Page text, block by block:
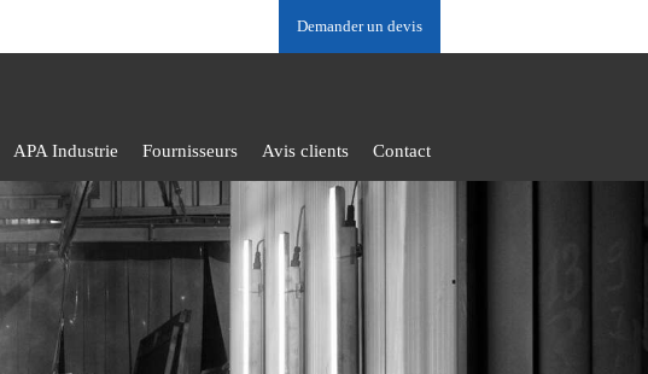
Demander un devis
APA Industrie Fournisseurs Avis clients Contact